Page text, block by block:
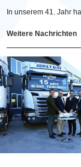
In unserem 41. Jahr
Weitere Nachrichten